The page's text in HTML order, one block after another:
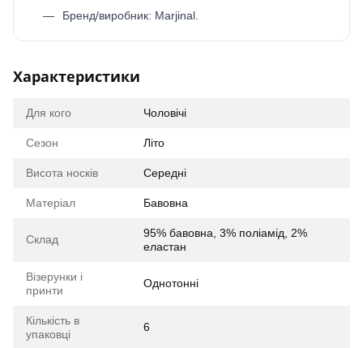
Бренд/виробник: Marjinal.
Характеристики
Для кого Чоловічі
Сезон Літо
Висота носків Середні
Матеріал Бавовна
Склад
95% бавовна, 3% поліамід, 2%
еластан
Візерунки і
принти
Однотонні
Кількість в
упаковці
6